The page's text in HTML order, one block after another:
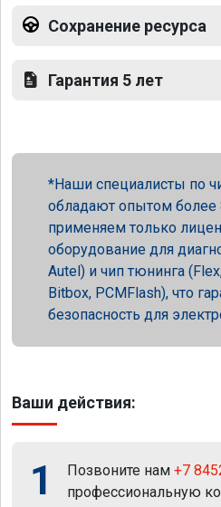
Сохранение ресурса
Гарантия 5 лет
Наши специалисты по
обладают опытом
применяем только
оборудование для
Autel) и чип тюнинга
Bitbox, PCMFlash), что
безопасность для
Ваши действия:
1 Позвоните нам +7
профессиональную